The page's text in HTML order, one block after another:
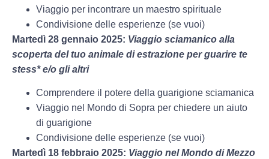
Viaggio per incontrare un maestro spirituale
Condivisione delle esperienze (se vuoi)
Martedì 28 gennaio 2025: Viaggio sciamanico alla
scoperta del tuo animale di estrazione per guarire te
stess* e/o gli altri
Comprendere il potere della guarigione sciamanica
Viaggio nel Mondo di Sopra per chiedere un aiuto
di guarigione
Condivisione delle esperienze (se vuoi)
Martedì 18 febbraio 2025: Viaggio nel Mondo di Mezzo